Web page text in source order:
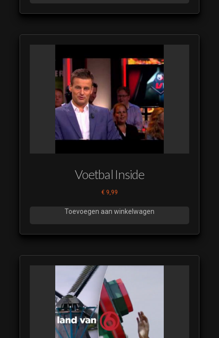
Tijd voor Max
Restyle 2021 16
(luistervoorbeeld)
Tijd voor Max
Restyle 2021 17
(luistervoorbeeld)
Voetbal Inside
€ 9,99
Toevoegen aan winkelwagen